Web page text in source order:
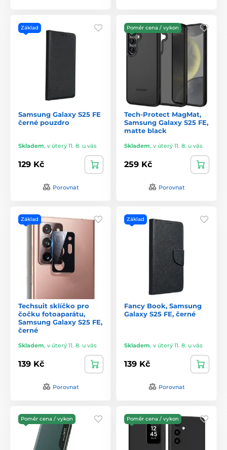
Základ
Samsung Galaxy S25 FE
černé pouzdro
Skladem, v úterý 11. 8. u vás
129 Kč
Porovnat
Poměr cena / vykon
Tech-Protect MagMat,
Samsung Galaxy S25 FE,
matte black
Skladem, v úterý 11. 8. u vás
259 Kč
Porovnat
Základ
Techsuit sklíčko pro
čočku fotoaparátu,
Samsung Galaxy S25 FE,
černé
Skladem, v úterý 11. 8. u vás
139 Kč
Porovnat
Základ
Fancy Book, Samsung
Galaxy S25 FE, černé
Skladem, v úterý 11. 8. u vás
139 Kč
Porovnat
Poměr cena / vykon Poměr cena / vykon